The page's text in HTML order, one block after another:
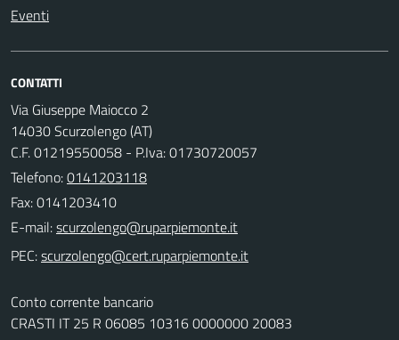
Eventi
CONTATTI
Via Giuseppe Maiocco 2
14030 Scurzolengo (AT)
C.F. 01219550058 - P.Iva: 01730720057
Telefono:0141203118
Fax: 0141203410
E-mail:
PEC:
Conto corrente bancario
CRASTI IT 25 R 06085 10316 0000000 20083